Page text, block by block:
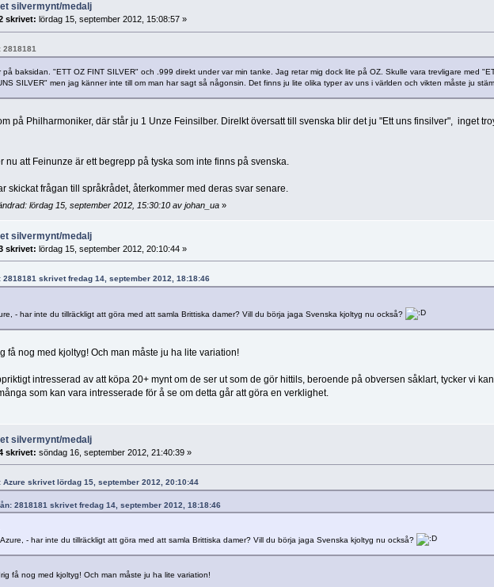
silvermynt/medalj
skrivet: lördag 15, september 2012, 15:08:57 »
2818181
på baksidan. "ETT OZ FINT SILVER" och .999 direkt under var min tanke. Jag retar mig dock lite på OZ. Skulle vara trevligare med
SILVER" men jag känner inte till om man har sagt så någonsin. Det finns ju lite olika typer av uns i världen och vikten måste ju
på Philharmoniker, där står ju 1 Unze Feinsilber. Direlkt översatt till svenska blir det ju "Ett uns finsilver", inget
nu att Feinunze är ett begrepp på tyska som inte finns på svenska.
skickat frågan till språkrådet, återkommer med deras svar senare.
lördag 15, september 2012, 15:30:10 av johan_ua»
silvermynt/medalj
skrivet: lördag 15, september 2012, 20:10:44 »
2818181 skrivet fredag 14, september 2012, 18:18:46
- har inte du tillräckligt att göra med att samla Brittiska damer? Vill du börja jaga Svenska kjoltyg nu också?
få nog med kjoltyg! Och man måste ju ha lite variation!
intresserad av att köpa 20+ mynt om de ser ut som de gör hittils, beroende på obversen såklart, tycker vi
som kan vara intresserade för å se om detta går att göra en verklighet.
silvermynt/medalj
skrivet: söndag 16, september 2012, 21:40:39 »
Azure skrivet lördag 15, september 2012, 20:10:44
2818181 skrivet fredag 14, september 2012, 18:18:46
- har inte du tillräckligt att göra med att samla Brittiska damer? Vill du börja jaga Svenska kjoltyg nu också?
få nog med kjoltyg! Och man måste ju ha lite variation!